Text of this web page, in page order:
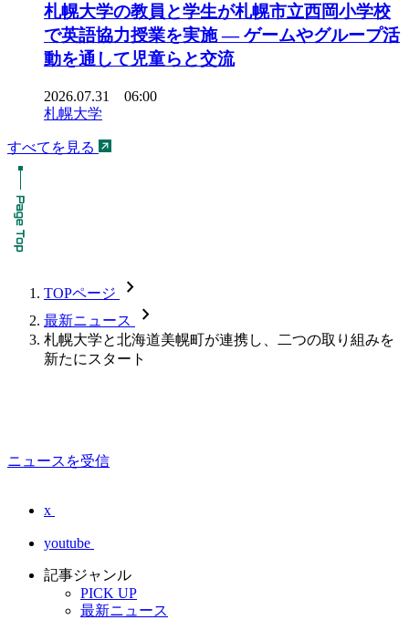
札幌大学の教員と学生が札幌市立西岡小学校
で英語協力授業を実施 ― ゲームやグループ活
動を通して児童らと交流
2026.07.31 06:00
札幌大学
すべてを見る
TOPページ chevron_forward
最新ニュース chevron_forward
札幌大学と北海道美幌町が連携し、二つの取り組みを
新たにスタート
ニュースを受信
x
youtube
記事ジャンル
PICK UP
最新ニュース